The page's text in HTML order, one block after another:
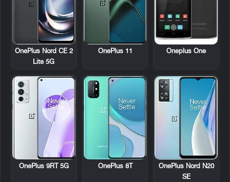
Oneplus One
OnePlus 11
OnePlus Nord CE 2
Lite 5G
OnePlus Nord N20
SE
OnePlus 8T
OnePlus 9RT 5G